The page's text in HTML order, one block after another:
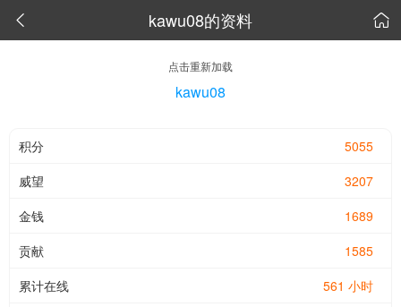
 kawu08的资料 
点击重新加载
kawu08
5055
积分
3207
威望
1689
金钱
1585
贡献
561 小时
累计在线